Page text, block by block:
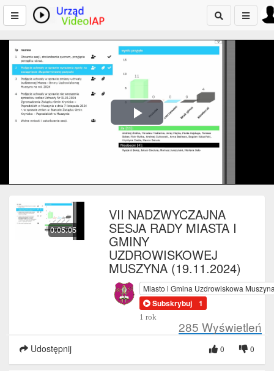
Play
Video
0:05:05
VII NADZWYCZAJNA
SESJA RADY MIASTA I
GMINY
UZDROWISKOWEJ
MUSZYNA (19.11.2024)
Miasto i Gmina Uzdrowiskowa
Subskrybuj 1
1 rok
285 Wyświetleń
Udostępnij 0
0